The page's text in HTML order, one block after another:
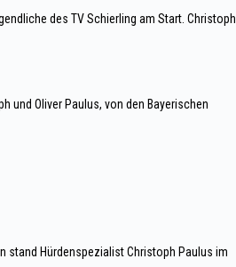
des TV Schierling am Start. Christoph
und Oliver Paulus, von den Bayerischen
stand Hürdenspezialist Christoph Paulus im